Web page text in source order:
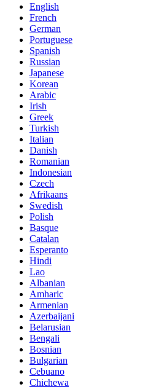
English
French
German
Portuguese
Spanish
Russian
Japanese
Korean
Arabic
Irish
Greek
Turkish
Italian
Danish
Romanian
Indonesian
Czech
Afrikaans
Swedish
Polish
Basque
Catalan
Esperanto
Hindi
Lao
Albanian
Amharic
Armenian
Azerbaijani
Belarusian
Bengali
Bosnian
Bulgarian
Cebuano
Chichewa